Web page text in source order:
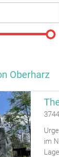
Oberharz
im